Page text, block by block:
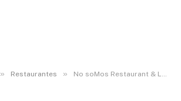
» Restaurantes » No soMos Restaurant & Lounge os sabores tradicionais portugueses brilham na época festiva